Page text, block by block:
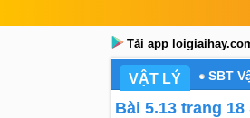
Tải app
VẬT LÝ SBT
Bài 5.13 trang